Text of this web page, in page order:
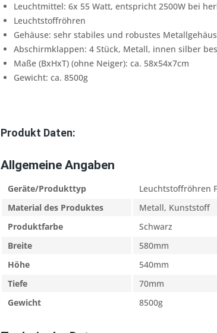
Leuchtmittel: 6x 55 Watt, entspricht 2500W bei
Leuchtstoffröhren
Gehäuse: sehr stabiles und robustes
Abschirmklappen: 4 Stück, Metall, innen silber
Maße (BxHxT) (ohne Neiger): ca. 58x54x7cm
Gewicht: ca. 8500g
Produkt Daten:
Allgemeine Angaben
Geräte/Produkttyp
Leuchtstoffröhren
Material des Produktes
Metall, Kunststoff
Produktfarbe
Schwarz
Breite
580mm
Höhe
540mm
Tiefe
70mm
Gewicht
8500g